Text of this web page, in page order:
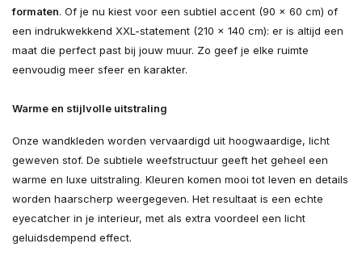
formaten. Of je nu kiest voor een subtiel accent (90 × 60 cm) of
een indrukwekkend XXL-statement (210 × 140 cm): er is altijd een
maat die perfect past bij jouw muur. Zo geef je elke ruimte
eenvoudig meer sfeer en karakter.
Warme en stijlvolle uitstraling
Onze wandkleden worden vervaardigd uit hoogwaardige, licht
geweven stof. De subtiele weefstructuur geeft het geheel een
warme en luxe uitstraling. Kleuren komen mooi tot leven en details
worden haarscherp weergegeven. Het resultaat is een echte
eyecatcher in je interieur, met als extra voordeel een licht
geluidsdempend effect.